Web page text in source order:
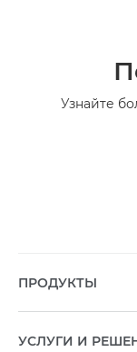
Узнайте
ПРОДУКТЫ
УСЛУГИ И